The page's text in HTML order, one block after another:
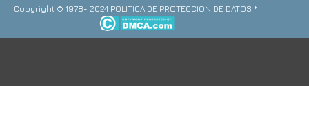
Copyright © 1978- 2024 POLITICA DE PROTECCION DE DATOS *